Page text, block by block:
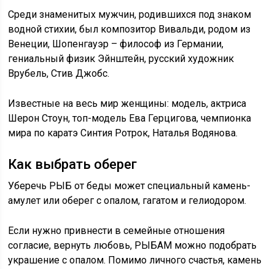
Среди знаменитых мужчин, родившихся под знаком
водной стихии, был композитор Вивальди, родом из
Венеции, Шопенгауэр – философ из Германии,
гениальный физик Эйнштейн, русский художник
Врубель, Стив Джобс.
Известные на весь мир женщины: модель, актриса
Шерон Стоун, топ-модель Ева Герцигова, чемпионка
мира по каратэ Синтия Ротрок, Наталья Водянова.
Как выбрать оберег
Уберечь РЫБ от беды может специальный камень-
амулет или оберег с опалом, гагатом и гелиодором.
Если нужно привнести в семейные отношения
согласие, вернуть любовь, РЫБАМ можно подобрать
украшение с опалом. Помимо личного счастья, камень